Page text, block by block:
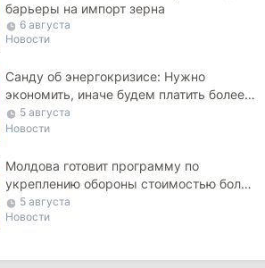
барьеры на импорт зерна
6 августа
Новости
Санду об энергокризисе: Нужно
экономить, иначе будем платить более
высокие тарифы
5 августа
Новости
Молдова готовит программу по
укреплению обороны стоимостью более
10 млрд леев на ближайшие пять лет
5 августа
Новости